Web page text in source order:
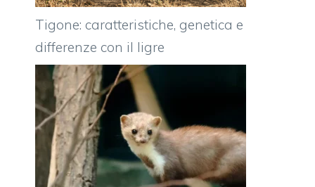
Tigone: caratteristiche, genetica e
differenze con il ligre